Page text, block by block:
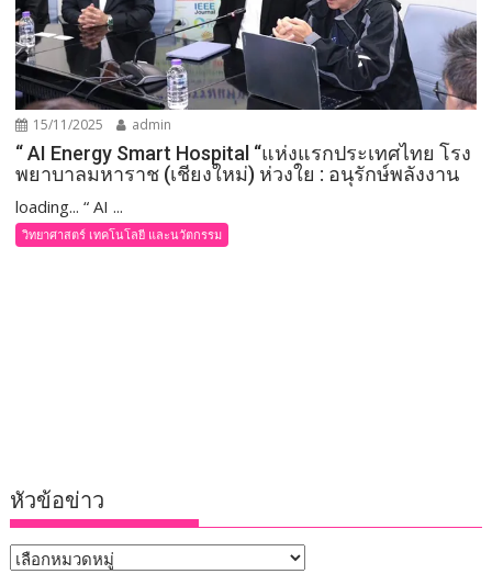
15/11/2025 admin
“ AI Energy Smart Hospital “แห่งแรกประเทศไทย โรง
พยาบาลมหาราช (เชียงใหม่) ห่วงใย : อนุรักษ์พลังงาน
loading... “ AI ...
วิทยาศาสตร์ เทคโนโลยี และนวัตกรรม
หัวข้อข่าว
หัวข้อ